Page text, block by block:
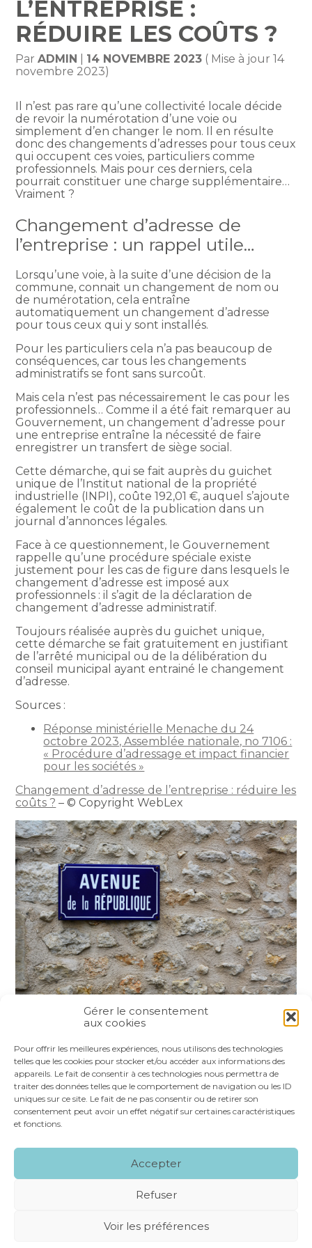
Gérer le consentement
aux cookies
Pour offrir les meilleures expériences, nous utilisons des technologies
telles que les cookies pour stocker et/ou accéder aux informations des
appareils. Le fait de consentir à ces technologies nous permettra de
traiter des données telles que le comportement de navigation ou les ID
uniques sur ce site. Le fait de ne pas consentir ou de retirer son
consentement peut avoir un effet négatif sur certaines caractéristiques
et fonctions.
Accepter
Refuser
Voir les préférences
L’ENTREPRISE :
RÉDUIRE LES COÛTS ?
ParADMIN 14 NOVEMBRE 2023 ( Mise à jour 14
novembre 2023)
Il n’est pas rare qu’une collectivité locale décide
de revoir la numérotation d’une voie ou
simplement d’en changer le nom. Il en résulte
donc des changements d’adresses pour tous ceux
qui occupent ces voies, particuliers comme
professionnels. Mais pour ces derniers, cela
pourrait constituer une charge supplémentaire…
Vraiment ?
Changement d’adresse de
l’entreprise : un rappel utile…
Lorsqu’une voie, à la suite d’une décision de la
commune, connait un changement de nom ou
de numérotation, cela entraîne
automatiquement un changement d’adresse
pour tous ceux qui y sont installés.
Pour les particuliers cela n’a pas beaucoup de
conséquences, car tous les changements
administratifs se font sans surcoût.
Mais cela n’est pas nécessairement le cas pour les
professionnels… Comme il a été fait remarquer au
Gouvernement, un changement d’adresse pour
une entreprise entraîne la nécessité de faire
enregistrer un transfert de siège social.
Cette démarche, qui se fait auprès du guichet
unique de l’Institut national de la propriété
industrielle (INPI), coûte 192,01 €, auquel s’ajoute
également le coût de la publication dans un
journal d’annonces légales.
Face à ce questionnement, le Gouvernement
rappelle qu’une procédure spéciale existe
justement pour les cas de figure dans lesquels le
changement d’adresse est imposé aux
professionnels : il s’agit de la déclaration de
changement d’adresse administratif.
Toujours réalisée auprès du guichet unique,
cette démarche se fait gratuitement en justifiant
de l’arrêté municipal ou de la délibération du
conseil municipal ayant entrainé le changement
d’adresse.
Sources :
Réponse ministérielle Menache du 24
octobre 2023, Assemblée nationale, no 7106 :
« Procédure d’adressage et impact financier
pour les sociétés »
Changement d’adresse de l’entreprise : réduire les
coûts ? – © Copyright WebLex
FaceBook
TwitterLinkedIn
Footer
NOS SERVICES
NOS SPÉCIALITÉS
RECRUTEMENT CONTACT
MENTIONS LÉGALES PLAN DU SITE